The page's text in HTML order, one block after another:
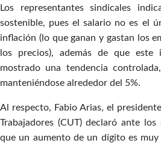
Los representantes sindicales
sostenible, pues el salario no es el
inflación (lo que ganan y gastan los
los precios), además de que
mostrado una tendencia
manteniéndose alrededor del 5%.
Al respecto, Fabio Arias, el
Trabajadores (CUT) declaró ante
que un aumento de un dígito es